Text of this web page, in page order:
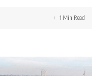
1 Min Read